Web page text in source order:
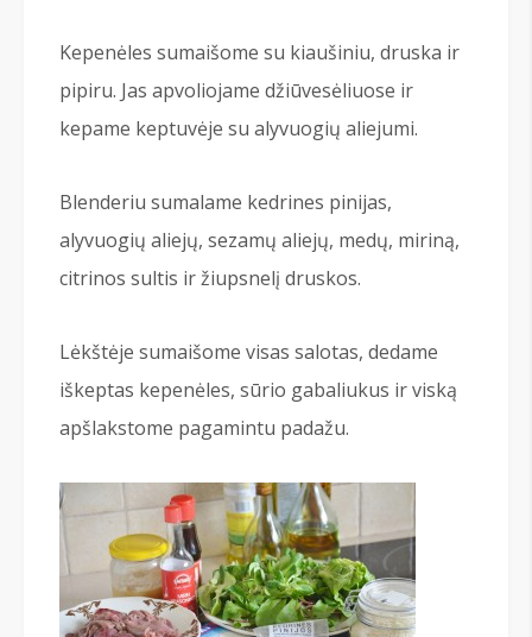
Kepenėles sumaišome su kiaušiniu, druska ir
pipiru. Jas apvoliojame džiūvesėliuose ir
kepame keptuvėje su alyvuogių aliejumi.
Blenderiu sumalame kedrines pinijas,
alyvuogių aliejų, sezamų aliejų, medų, miriną,
citrinos sultis ir žiupsnelį druskos.
Lėkštėje sumaišome visas salotas, dedame
iškeptas kepenėles, sūrio gabaliukus ir viską
apšlakstome pagamintu padažu.